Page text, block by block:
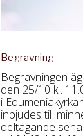
Begravning
Begravningen
den 25/10 kl.
i
inbjudes till
deltagande